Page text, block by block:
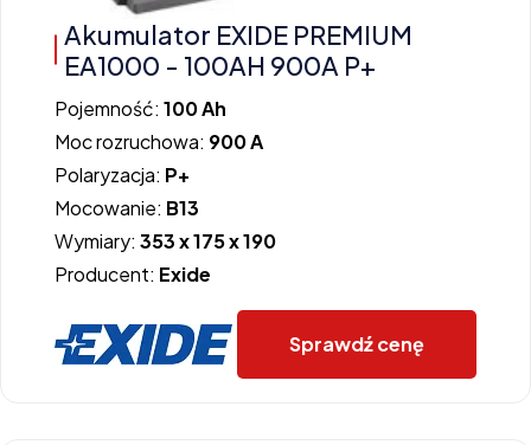
Akumulator EXIDE PREMIUM
EA1000 - 100AH 900A P+
Pojemność: 100 Ah
Moc rozruchowa: 900 A
Polaryzacja: P+
Mocowanie: B13
Wymiary: 353 x 175 x 190
Producent: Exide
Sprawdź cenę